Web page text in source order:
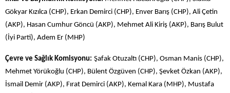
Gökyar Kızılca (CHP), Erkan Demirci (CHP), Enver Barış (CHP), Ali Çetin
(AKP), Hasan Cumhur Göncü (AKP), Mehmet Ali Kiriş (AKP), Barış Bulut
(İyi Parti), Adem Er (MHP)
Çevre ve Sağlık Komisyonu: Şafak Otuzaltı (CHP), Osman Manis (CHP),
Mehmet Yörükoğlu (CHP), Bülent Özgüven (CHP), Şevket Özkan (AKP),
İsmail Demir (AKP), Fırat Demirci (AKP), Kemal Kara (MHP), Mustafa